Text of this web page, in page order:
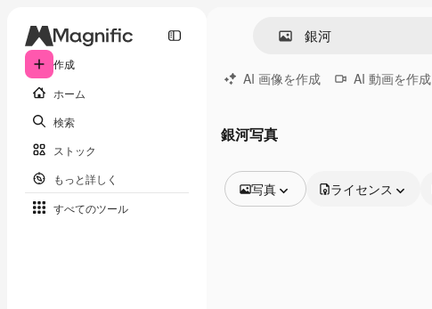
作成
ホーム
検索
ストック
もっと詳しく
すべてのツール
AI 画像を作成 AI 動画を作成
銀河写真
写真 ライセンス